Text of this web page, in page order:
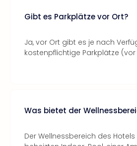
Gibt es Parkplätze vor Ort?
Ja, vor Ort gibt es je nach
kostenpflichtige Parkplätze (vor
Was bietet der
Der Wellnessbereich des